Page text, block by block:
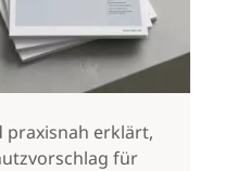
erklärt,
für